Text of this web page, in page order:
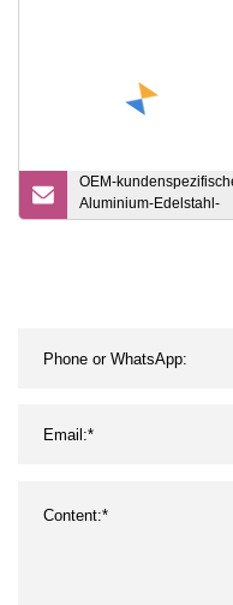
OEM-
Aluminium-Edelstahl-
Elektromessing-